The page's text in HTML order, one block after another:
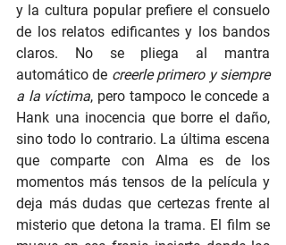
y la cultura popular prefiere el consuelo
de los relatos edificantes y los bandos
claros. No se pliega al mantra
automático de creerle primero y siempre
a la víctima, pero tampoco le concede a
Hank una inocencia que borre el daño,
sino todo lo contrario. La última escena
que comparte con Alma es de los
momentos más tensos de la película y
deja más dudas que certezas frente al
misterio que detona la trama. El film se